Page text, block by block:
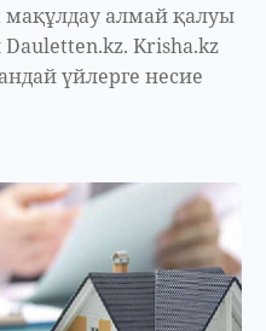
мақұлдау алмай қалуы
Krisha.kz
үйлерге несие